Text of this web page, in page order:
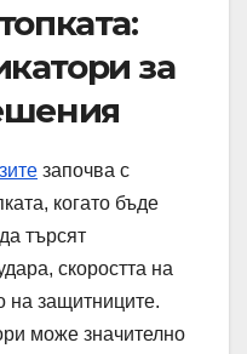
за
започва с
когато бъде
търсят
скоростта на
на защитниците.
може значително